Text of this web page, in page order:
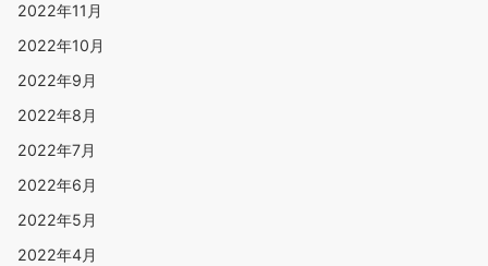
2022年11月
2022年10月
2022年9月
2022年8月
2022年7月
2022年6月
2022年5月
2022年4月